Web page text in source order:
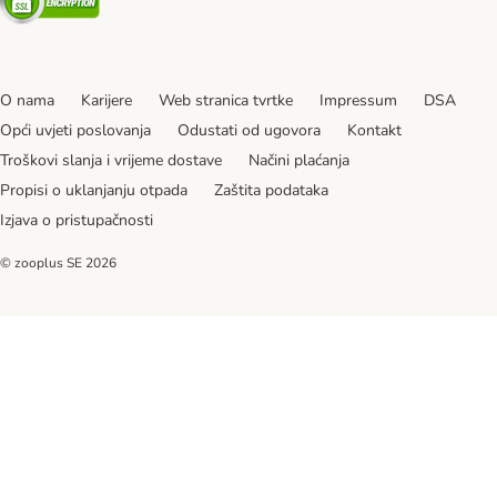
O nama Karijere Web stranica tvrtke Impressum
DSA
Opći uvjeti poslovanja
Odustati od ugovora
Kontakt
Troškovi slanja i vrijeme dostave
Načini plaćanja
Propisi o uklanjanju otpada
Zaštita podataka
Izjava o pristupačnosti
© zooplus SE 2026